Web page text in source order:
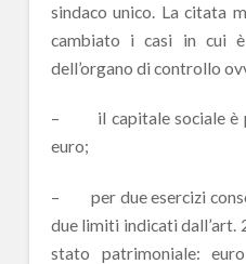
sindaco unico. La citata
cambiato i casi in cui
dell’organo di controllo
– il capitale sociale è
euro;
– per due esercizi
due limiti indicati dall’art.
stato patrimoniale: